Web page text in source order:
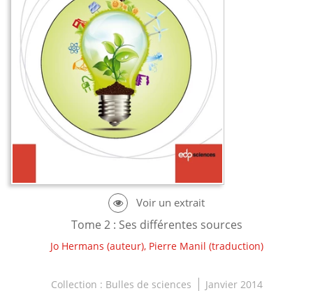
Tome 2 : Ses différentes sources
Jo Hermans (auteur), Pierre Manil (traduction)
Collection : Bulles de sciences
Janvier 2014